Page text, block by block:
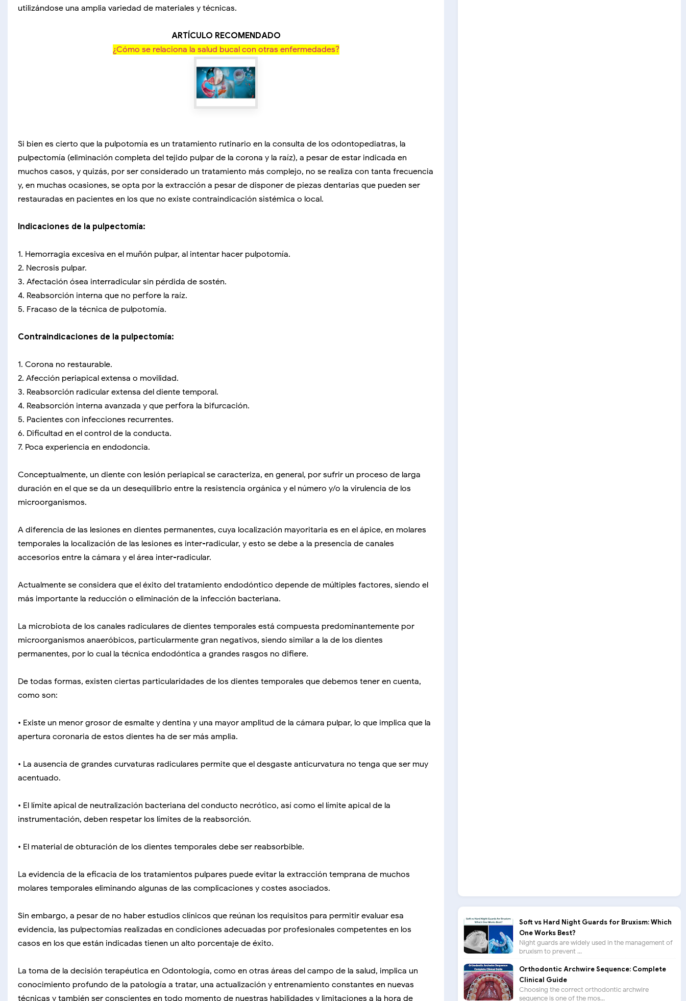
utilizándose una amplia variedad de materiales y técnicas.
ARTÍCULO RECOMENDADO
¿Cómo se relaciona la salud bucal con otras enfermedades?
Si bien es cierto que la pulpotomía es un tratamiento rutinario en la consulta de los odontopediatras, la
pulpectomía (eliminación completa del tejido pulpar de la corona y la raíz), a pesar de estar indicada en
muchos casos, y quizás, por ser considerado un tratamiento más complejo, no se realiza con tanta frecuencia
y, en muchas ocasiones, se opta por la extracción a pesar de disponer de piezas dentarias que pueden ser
restauradas en pacientes en los que no existe contraindicación sistémica o local.
Indicaciones de la pulpectomía:
1. Hemorragia excesiva en el muñón pulpar, al intentar hacer pulpotomía.
2. Necrosis pulpar.
3. Afectación ósea interradicular sin pérdida de sostén.
4. Reabsorción interna que no perfore la raíz.
5. Fracaso de la técnica de pulpotomía.
Contraindicaciones de la pulpectomía:
1. Corona no restaurable.
2. Afección periapical extensa o movilidad.
3. Reabsorción radicular extensa del diente temporal.
4. Reabsorción interna avanzada y que perfora la bifurcación.
5. Pacientes con infecciones recurrentes.
6. Dificultad en el control de la conducta.
7. Poca experiencia en endodoncia.
Conceptualmente, un diente con lesión periapical se caracteriza, en general, por sufrir un proceso de larga
duración en el que se da un desequilibrio entre la resistencia orgánica y el número y/o la virulencia de los
microorganismos.
A diferencia de las lesiones en dientes permanentes, cuya localización mayoritaria es en el ápice, en molares
temporales la localización de las lesiones es inter-radicular, y esto se debe a la presencia de canales
accesorios entre la cámara y el área inter-radicular.
Actualmente se considera que el éxito del tratamiento endodóntico depende de múltiples factores, siendo el
más importante la reducción o eliminación de la infección bacteriana.
La microbiota de los canales radiculares de dientes temporales está compuesta predominantemente por
microorganismos anaeróbicos, particularmente gran negativos, siendo similar a la de los dientes
permanentes, por lo cual la técnica endodóntica a grandes rasgos no difiere.
De todas formas, existen ciertas particularidades de los dientes temporales que debemos tener en cuenta,
como son:
• Existe un menor grosor de esmalte y dentina y una mayor amplitud de la cámara pulpar, lo que implica que la
apertura coronaria de estos dientes ha de ser más amplia.
• La ausencia de grandes curvaturas radiculares permite que el desgaste anticurvatura no tenga que ser muy
acentuado.
• El límite apical de neutralización bacteriana del conducto necrótico, así como el límite apical de la
instrumentación, deben respetar los límites de la reabsorción.
• El material de obturación de los dientes temporales debe ser reabsorbible.
La evidencia de la eficacia de los tratamientos pulpares puede evitar la extracción temprana de muchos
molares temporales eliminando algunas de las complicaciones y costes asociados.
Sin embargo, a pesar de no haber estudios clínicos que reúnan los requisitos para permitir evaluar esa
evidencia, las pulpectomías realizadas en condiciones adecuadas por profesionales competentes en los
casos en los que están indicadas tienen un alto porcentaje de éxito.
La toma de la decisión terapéutica en Odontología, como en otras áreas del campo de la salud, implica un
conocimiento profundo de la patología a tratar, una actualización y entrenamiento constantes en nuevas
técnicas y también ser conscientes en todo momento de nuestras habilidades y limitaciones a la hora de
Soft vs Hard Night Guards for Bruxism: Which
One Works Best?
Night guards are widely used in the management of
bruxism to prevent ...
Orthodontic Archwire Sequence: Complete
Clinical Guide
Choosing the correct orthodontic archwire
sequence is one of the mos...